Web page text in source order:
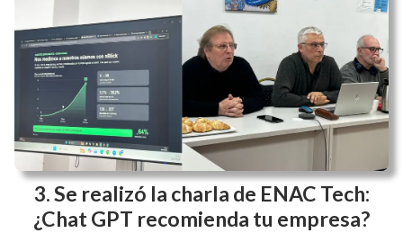
Se realizó la charla de ENAC Tech:
¿Chat GPT recomienda tu empresa?